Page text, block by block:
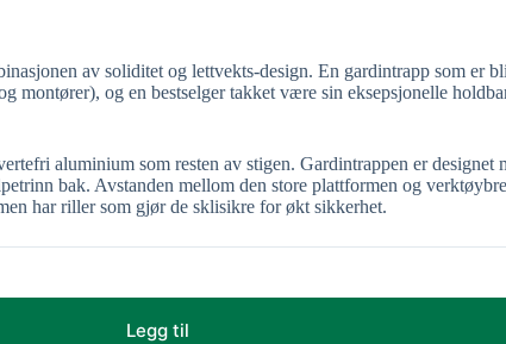
av soliditet og lettvekts-design. En gardintrapp som er
montører), og en bestselger takket være sin eksepsjonelle
aluminium som resten av stigen. Gardintrappen er designet
bak. Avstanden mellom den store plattformen og
har riller som gjør de sklisikre for økt sikkerhet.
Legg til